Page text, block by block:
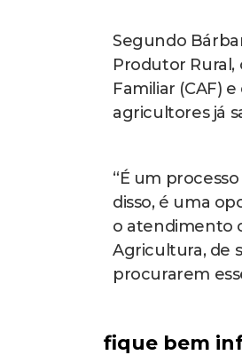
Segundo
Produtor Rural,
Familiar (CAF)
agricultores já
“É um
disso, é uma
o atendimento
Agricultura, de
procurarem
fique bem